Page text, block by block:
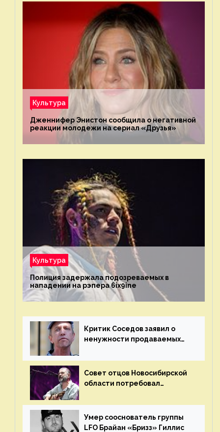
Культура
Дженнифер Энистон сообщила о негативной
реакции молодежи на сериал «Друзья»
Культура
Полиция задержала подозреваемых в
нападении на рэпера 6ix9ine
Критик Соседов заявил о
ненужности продаваемых
Совет отцов Новосибирской
области потребовал
«Сплин»
Умер сооснователь группы
LFO Брайан «Бризз» Гиллис